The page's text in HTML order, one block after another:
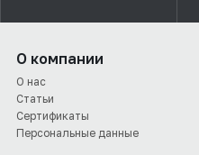
О компании
О нас
Статьи
Сертификаты
Персональные данные